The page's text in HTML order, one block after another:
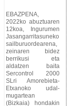
EBAZPENA,
2022ko abuztuaren
12koa, Ingurumen
Jasangarritasuneko
sailburuordearena,
zeinaren bidez
berrikusi eta
aldatzen baita
Sercontrol 2000
SLri Amorebieta-
Etxanoko udal-
mugartean
(Bizkaia) hondakin